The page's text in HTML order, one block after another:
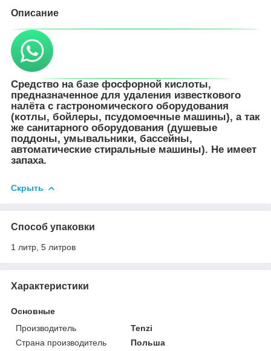
Описание
Средство на базе фосфорной кислоты,
предназначенное для удаления известкового
налёта с гастрономического оборудования
(котлы, бойлеры, псудомоечные машины), а так
же санитарного оборудования (душевые
поддоны, умывальники, бассейны,
автоматические стиральные машины). Не имеет
запаха.
Скрыть
Способ упаковки
1 литр, 5 литров
Характеристики
Основные
Производитель
Tenzi
Страна производитель
Польша